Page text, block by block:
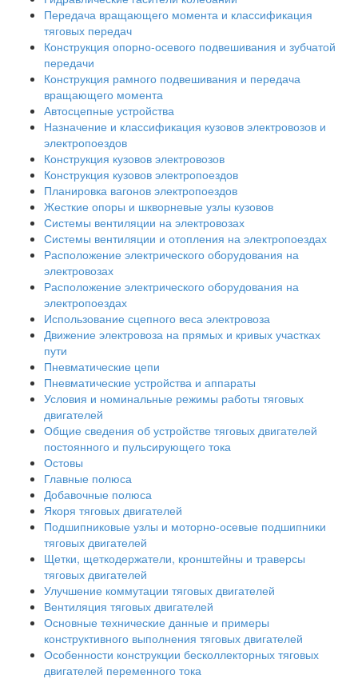
Передача вращающего момента и классификация
тяговых передач
Конструкция опорно-осевого подвешивания и зубчатой
передачи
Конструкция рамного подвешивания и передача
вращающего момента
Автосцепные устройства
Назначение и классификация кузовов электровозов и
электропоездов
Конструкция кузовов электровозов
Конструкция кузовов электропоездов
Планировка вагонов электропоездов
Жесткие опоры и шкворневые узлы кузовов
Системы вентиляции на электровозах
Системы вентиляции и отопления на электропоездах
Расположение электрического оборудования на
электровозах
Расположение электрического оборудования на
электропоездах
Использование сцепного веса электровоза
Движение электровоза на прямых и кривых участках
пути
Пневматические цепи
Пневматические устройства и аппараты
Условия и номинальные режимы работы тяговых
двигателей
Общие сведения об устройстве тяговых двигателей
постоянного и пульсирующего тока
Остовы
Главные полюса
Добавочные полюса
Якоря тяговых двигателей
Подшипниковые узлы и моторно-осевые подшипники
тяговых двигателей
Щетки, щеткодержатели, кронштейны и траверсы
тяговых двигателей
Улучшение коммутации тяговых двигателей
Вентиляция тяговых двигателей
Основные технические данные и примеры
конструктивного выполнения тяговых двигателей
Особенности конструкции бесколлекторных тяговых
двигателей переменного тока